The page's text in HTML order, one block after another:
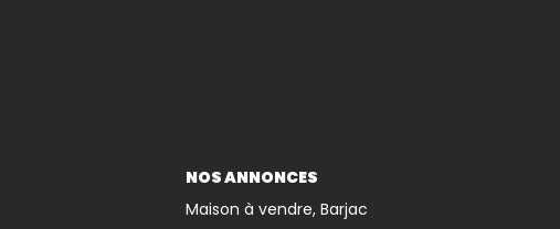
NOS ANNONCES
Maison à vendre, Barjac